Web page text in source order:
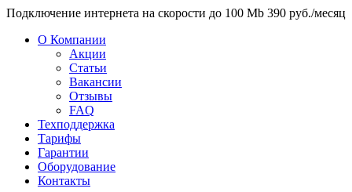
Подключение интернета на скорости до 100 Mb 390 руб./месяц
О Компании
Акции
Статьи
Вакансии
Отзывы
FAQ
Техподдержка
Тарифы
Гарантии
Оборудование
Контакты